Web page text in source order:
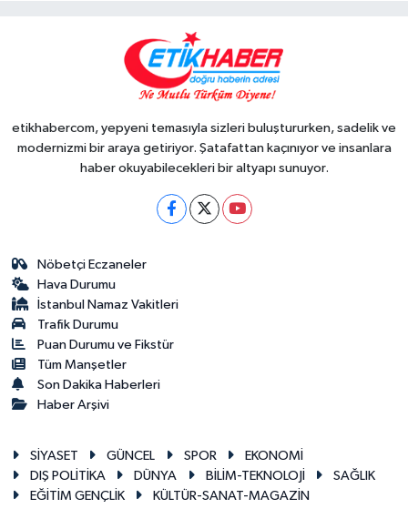
etikhabercom, yepyeni temasıyla sizleri buluştururken, sadelik ve
modernizmi bir araya getiriyor. Şatafattan kaçınıyor ve insanlara
haber okuyabilecekleri bir altyapı sunuyor.
Nöbetçi Eczaneler
Hava Durumu
İstanbul Namaz Vakitleri
Trafik Durumu
Puan Durumu ve Fikstür
Tüm Manşetler
Son Dakika Haberleri
Haber Arşivi
SİYASET GÜNCEL SPOR
EKONOMİ
DIŞ POLİTİKA
DÜNYA BİLİM-TEKNOLOJİ
SAĞLIK
EĞİTİM GENÇLİK
KÜLTÜR-SANAT-MAGAZİN